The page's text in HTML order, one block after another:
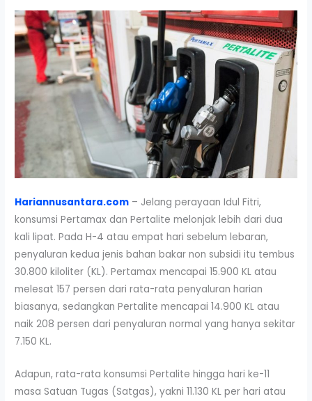
Hariannusantara.com – Jelang perayaan Idul Fitri,
konsumsi Pertamax dan Pertalite melonjak lebih dari dua
kali lipat. Pada H-4 atau empat hari sebelum lebaran,
penyaluran kedua jenis bahan bakar non subsidi itu tembus
30.800 kiloliter (KL). Pertamax mencapai 15.900 KL atau
melesat 157 persen dari rata-rata penyaluran harian
biasanya, sedangkan Pertalite mencapai 14.900 KL atau
naik 208 persen dari penyaluran normal yang hanya sekitar
7.150 KL.
Adapun, rata-rata konsumsi Pertalite hingga hari ke-11
masa Satuan Tugas (Satgas), yakni 11.130 KL per hari atau